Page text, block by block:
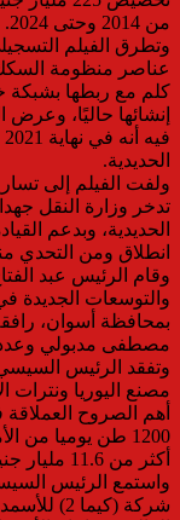
من 2014 وحتى 2024.
وتطرق الفيلم
كلم مع ربطها بشبكة
إنشائها حاليًا،
الحديدية.
ولفت الفيلم إلى
تدخر وزارة النقل
الحديدية، وبدعم
انطلاق ومن التحدي
وقام الرئيس عبد
بمحافظة أسوان،
مصطفى مدبولي وعدد
وتفقد الرئيس
أهم الصروح
1200 طن يوميا من
أكثر من 11.6 مليار جنيه.
واستمع الرئيس
شركة